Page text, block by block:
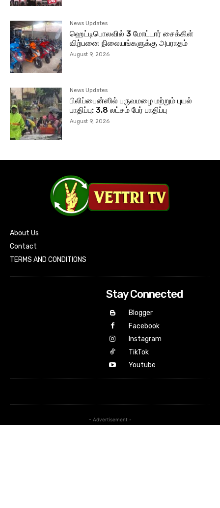
News Updates
ஹெட்டிபொலவில் 3 மோட்டார் சைக்கிள்
விற்பனை நிலையங்களுக்கு அபராதம்
August 9, 2026
News Updates
பிலிப்பைன்ஸில் பருவமழை மற்றும் புயல்
பாதிப்பு: 3.8 லட்சம் பேர் பாதிப்பு
August 9, 2026
About Us
Contact
TERMS AND CONDITIONS
Stay Connected
Blogger
Facebook
Instagram
TikTok
Youtube
- Advertisement -